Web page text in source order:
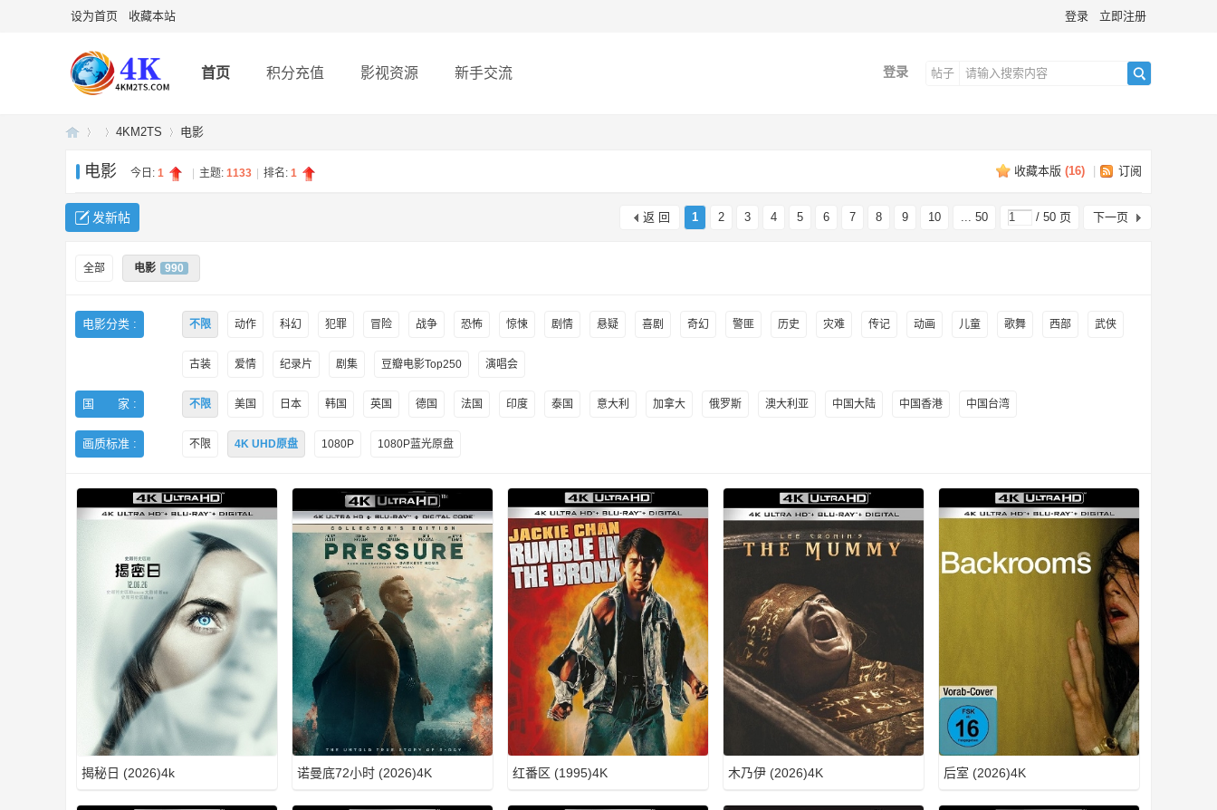
设为首页 收藏本站 登录 立即注册
首页 积分充值 影视资源 新手交流 登录
帖子
索
4K» ›
4KM2TS 电影
收藏本版 (16) 订阅
电影 今日: 1 主题: 1133 排名: 1
1 2 3 4 5 6 7 8 9 10 ... 50 / 50 页 下一页
返 回
发新帖
全部 电影 990
电影分类 : 不限 动作 科幻 犯罪 冒险 战争 恐怖 惊悚 剧情 悬疑 喜剧 奇幻 警匪 历史 灾难 传记 动画 儿童 歌舞 西部 武侠
古装 爱情 纪录片 剧集 豆瓣电影Top250 演唱会
国 家 : 不限 美国 日本 韩国 英国 德国 法国 印度 泰国 意大利 加拿大 俄罗斯 澳大利亚 中国大陆 中国香港 中国台湾
画质标准 : 不限 4K UHD原盘 1080P 1080P蓝光原盘
揭秘日 (2026)4k 诺曼底72小时 (2026)4K 红番区 (1995)4K 木乃伊 (2026)4K 后室 (2026)4K